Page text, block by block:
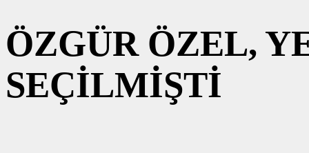
ÖZGÜR ÖZEL,
SEÇİLMİŞTİ